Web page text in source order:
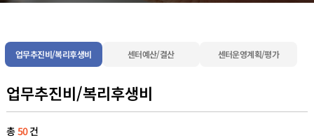
업무추진비/복리후생비 센터예산/결산 센터운영계획/평가
업무추진비/복리후생비
총50건